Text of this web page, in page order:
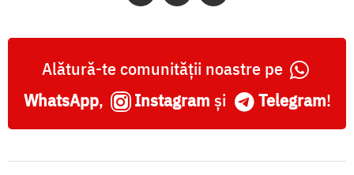
Alătură-te comunității noastre pe
WhatsApp, Instagram și Telegram!